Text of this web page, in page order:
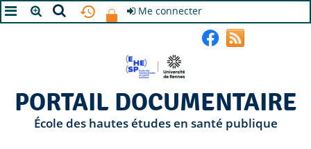
Me connecter
PORTAIL DOCUMENTAIRE
École des hautes études en santé publique